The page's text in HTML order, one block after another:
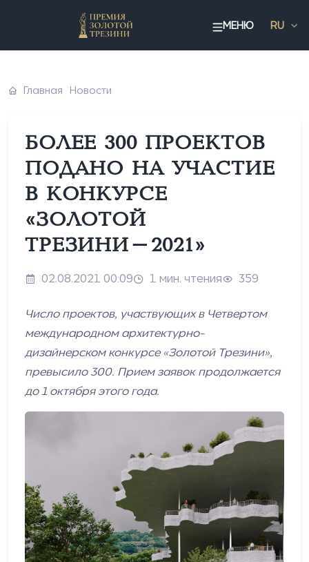
МЕНЮ RU
Главная Новости
БОЛЕЕ 300 ПРОЕКТОВ
ПОДАНО НА УЧАСТИЕ
В КОНКУРСЕ
«ЗОЛОТОЙ
ТРЕЗИНИ-2021»
02.08.2021 00:09 1 мин. чтения 359
Число проектов, участвующих в Четвертом
международном архитектурно-
дизайнерском конкурсе «Золотой Трезини»,
превысило 300. Прием заявок продолжается
до 1 октября этого года.